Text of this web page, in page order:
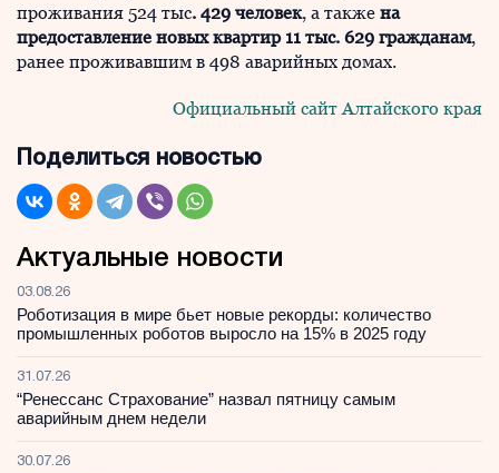
проживания 524 тыс. 429 человек, а также на
предоставление новых квартир 11 тыс. 629 гражданам,
ранее проживавшим в 498 аварийных домах.
Официальный сайт Алтайского края
Поделиться новостью
Актуальные новости
03.08.26
Роботизация в мире бьет новые рекорды: количество
промышленных роботов выросло на 15% в 2025 году
31.07.26
“Ренессанс Страхование” назвал пятницу самым
аварийным днем недели
30.07.26